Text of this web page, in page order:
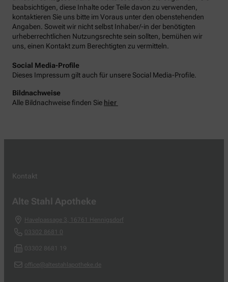
beabsichtigen, diese Inhalte oder Teile davon zu verwenden,
kontaktieren Sie uns bitte im Voraus unter den obenstehenden
Angaben. Soweit wir nicht selbst Inhaber/-in der benötigten
urheberrechtlichen Nutzungsrechte sein sollten, bemühen wir
uns, einen Kontakt zum Berechtigten zu vermitteln.
Social Media-Profile
Dieses Impressum gilt auch für unsere Social Media-Profile.
Bildnachweise
Alle Bildnachweise finden Sie hier
Kontakt
Alte Stahl Apotheke
Havelpassage 3 16761 Hennigsdorf
03302 8681 0
03302 8681 19
office@altestahlapotheke.de